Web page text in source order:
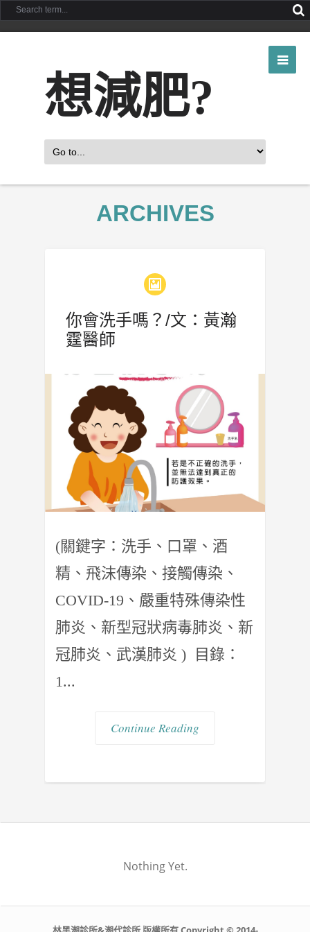
想減肥?
ARCHIVES
你會洗手嗎？/文：黃瀚
霆醫師
(關鍵字：洗手、口罩、酒
精、飛沫傳染、接觸傳染、
COVID-19、嚴重特殊傳染性
肺炎、新型冠狀病毒肺炎、新
冠肺炎、武漢肺炎 ) 目錄：
1...
Continue Reading
Nothing Yet.